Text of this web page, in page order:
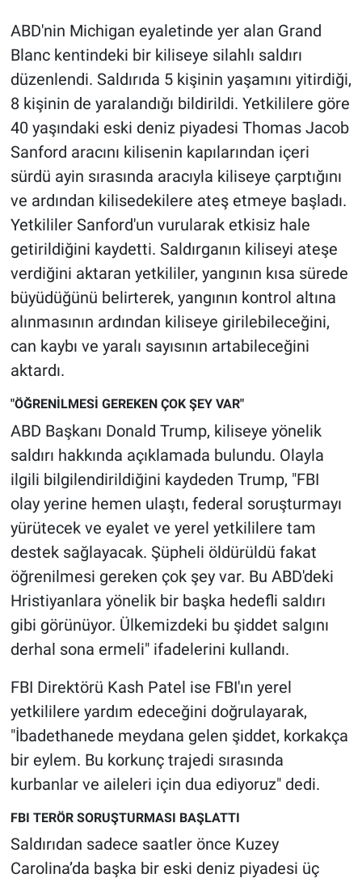
ABD'nin Michigan eyaletinde yer alan Grand
Blanc kentindeki bir kiliseye silahlı saldırı
düzenlendi. Saldırıda 5 kişinin yaşamını yitirdiği,
8 kişinin de yaralandığı bildirildi. Yetkililere göre
40 yaşındaki eski deniz piyadesi Thomas Jacob
Sanford aracını kilisenin kapılarından içeri
sürdü ayin sırasında aracıyla kiliseye çarptığını
ve ardından kilisedekilere ateş etmeye başladı.
Yetkililer Sanford'un vurularak etkisiz hale
getirildiğini kaydetti. Saldırganın kiliseyi ateşe
verdiğini aktaran yetkililer, yangının kısa sürede
büyüdüğünü belirterek, yangının kontrol altına
alınmasının ardından kiliseye girilebileceğini,
can kaybı ve yaralı sayısının artabileceğini
aktardı.
"ÖĞRENİLMESİ GEREKEN ÇOK ŞEY VAR"
ABD Başkanı Donald Trump, kiliseye yönelik
saldırı hakkında açıklamada bulundu. Olayla
ilgili bilgilendirildiğini kaydeden Trump, "FBI
olay yerine hemen ulaştı, federal soruşturmayı
yürütecek ve eyalet ve yerel yetkililere tam
destek sağlayacak. Şüpheli öldürüldü fakat
öğrenilmesi gereken çok şey var. Bu ABD'deki
Hristiyanlara yönelik bir başka hedefli saldırı
gibi görünüyor. Ülkemizdeki bu şiddet salgını
derhal sona ermeli" ifadelerini kullandı.
FBI Direktörü Kash Patel ise FBI'ın yerel
yetkililere yardım edeceğini doğrulayarak,
"İbadethanede meydana gelen şiddet, korkakça
bir eylem. Bu korkunç trajedi sırasında
kurbanlar ve aileleri için dua ediyoruz" dedi.
FBI TERÖR SORUŞTURMASI BAŞLATTI
Saldırıdan sadece saatler önce Kuzey
Carolina’da başka bir eski deniz piyadesi üç
Gün Ortası
Gündem Özel
Günün görüntüsü
Haber
İlan
Kimdir
Koronavirüs
Kültür Sanat
Ne demişti
Nedir
Popüler
Programlar
Sağlık
Teknoloji
Türkiye'nin Geleceği
Türkiye'nin Gündemi
Yerel Gündem
Yerel Yaşam
Canlı Yayın